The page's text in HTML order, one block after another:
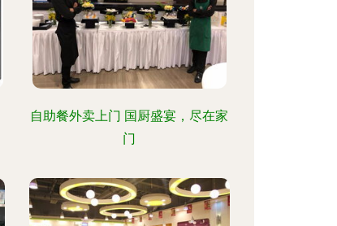
自助餐外卖上门 国厨盛宴，尽在家
门